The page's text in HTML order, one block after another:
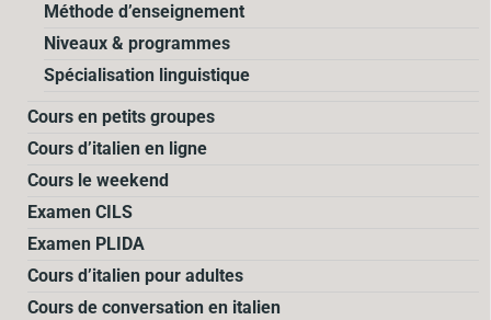
Méthode d’enseignement
Niveaux & programmes
Spécialisation linguistique
Cours en petits groupes
Cours d’italien en ligne
Cours le weekend
Examen CILS
Examen PLIDA
Cours d’italien pour adultes
Cours de conversation en italien